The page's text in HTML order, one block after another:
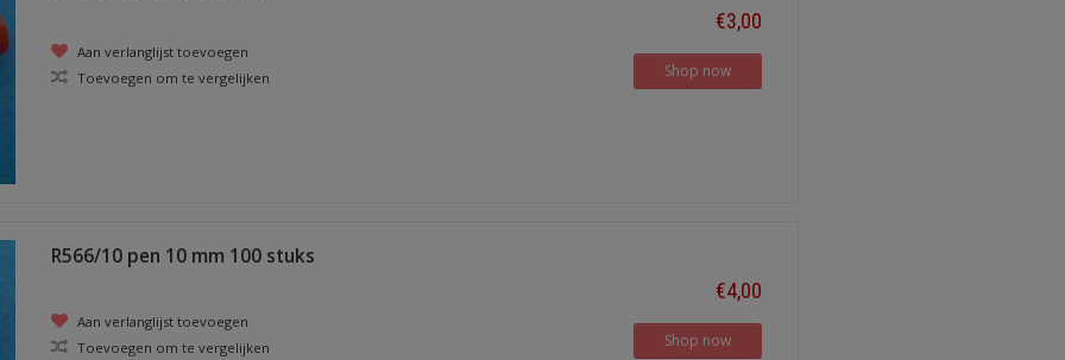
Aan verlanglijst toevoegen
Toevoegen om te vergelijken
€3,00
Shop now
R566/10 pen 10 mm 100 stuks
Aan verlanglijst toevoegen
Toevoegen om te vergelijken
€4,00
Shop now